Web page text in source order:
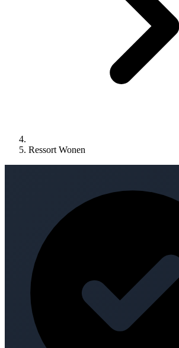
Ressort Wonen